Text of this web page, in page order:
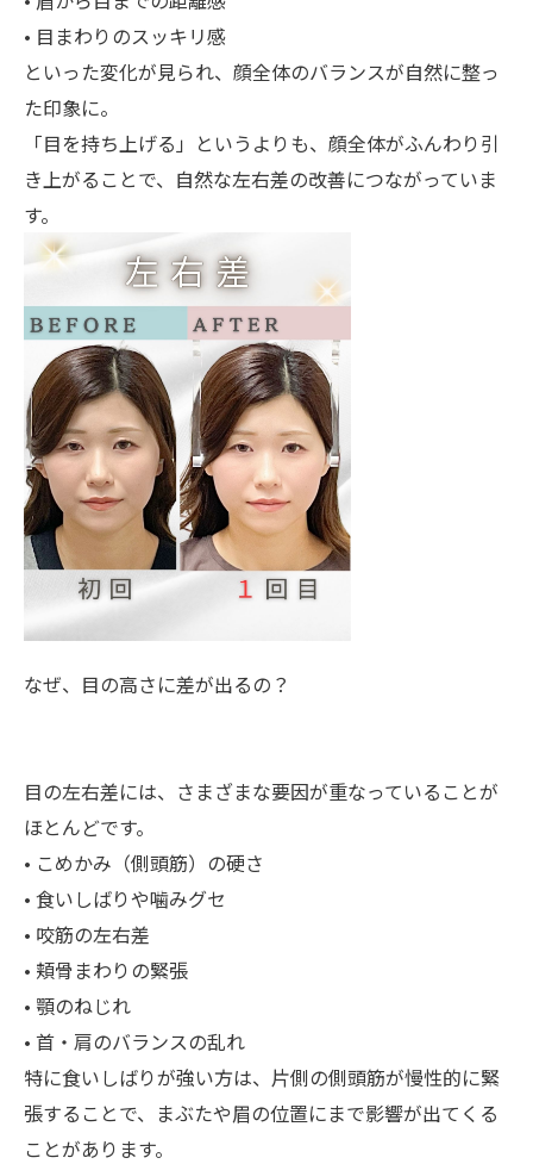
• 目まわりのスッキリ感
といった変化が見られ、顔全体のバランスが自然に整っ
た印象に。
「目を持ち上げる」というよりも、顔全体がふんわり引
き上がることで、自然な左右差の改善につながっていま
す。
なぜ、目の高さに差が出るの？
目の左右差には、さまざまな要因が重なっていることが
ほとんどです。
• こめかみ（側頭筋）の硬さ
• 食いしばりや噛みグセ
• 咬筋の左右差
• 頬骨まわりの緊張
• 顎のねじれ
• 首・肩のバランスの乱れ
特に食いしばりが強い方は、片側の側頭筋が慢性的に緊
張することで、まぶたや眉の位置にまで影響が出てくる
ことがあります。